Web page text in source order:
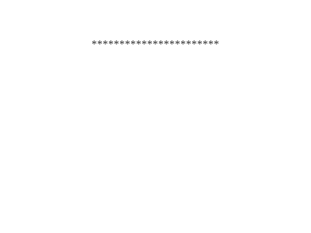
***********************